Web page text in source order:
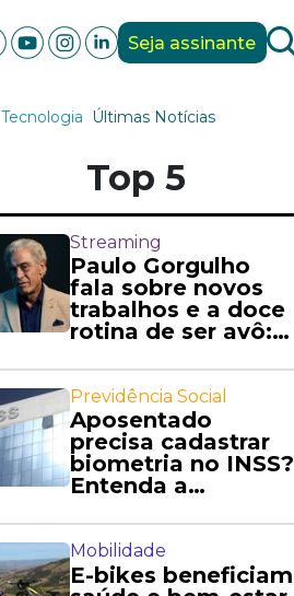
Seja assinante
Tecnologia Últimas Notícias
Top 5
Streaming
Paulo Gorgulho
fala sobre novos
trabalhos e a doce
rotina de ser avô:
Previdência Social
Aposentado
precisa cadastrar
biometria no INSS?
Entenda a
Mobilidade
E-bikes beneficiam